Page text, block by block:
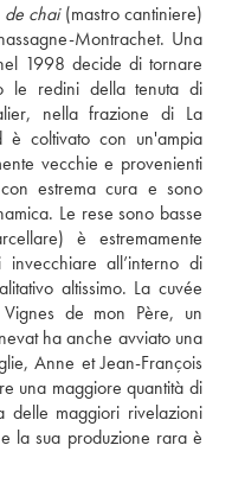
de chai (mastro cantiniere)
Montrachet. Una
1998 decide di tornare
le redini della tenuta di
nella frazione di La
coltivato con un'ampia
vecchie e provenienti
estrema cura e sono
Le rese sono basse
è estremamente
all’interno di
altissimo. La cuvée
de mon Père, un
ha anche avviato una
Anne et Jean-François
una maggiore quantità di
delle maggiori rivelazioni
la sua produzione rara è